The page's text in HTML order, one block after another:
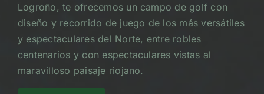
Logroño, te ofrecemos un campo de golf con
diseño y recorrido de juego de los más versátiles
y espectaculares del Norte, entre robles
centenarios y con espectaculares vistas al
maravilloso paisaje riojano.